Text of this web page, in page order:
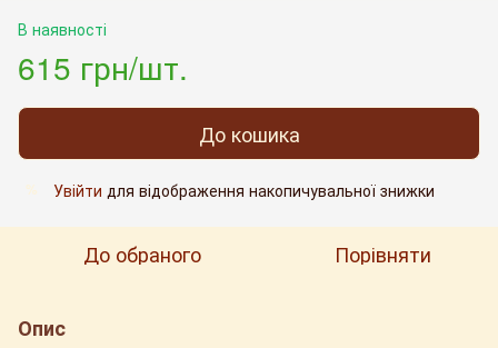
В наявності
615 грн/шт.
До кошика
% Увійти для відображення накопичувальної знижки
До обраного Порівняти
Опис